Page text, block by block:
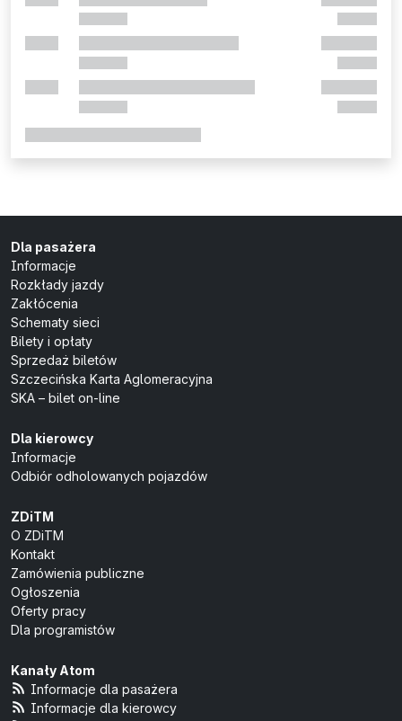
Dla pasażera
Informacje
Rozkłady jazdy
Zakłócenia
Schematy sieci
Bilety i opłaty
Sprzedaż biletów
Szczecińska Karta Aglomeracyjna
SKA – bilet on-line
Dla kierowcy
Informacje
Odbiór odholowanych pojazdów
ZDiTM
O ZDiTM
Kontakt
Zamówienia publiczne
Ogłoszenia
Oferty pracy
Dla programistów
Kanały Atom
Informacje dla pasażera
Informacje dla kierowcy